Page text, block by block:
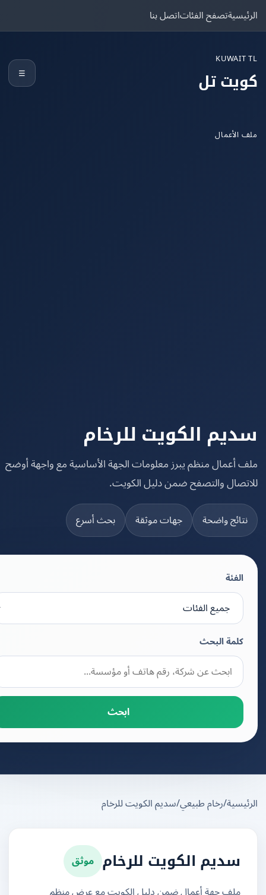
تصفح الفئاتاتصل بنا
تل
الكويت للرخام
منظم يبرز معلومات الجهة الأساسية مع واجهة أوضح
والتصفح ضمن دليل الكويت.
واضحة جهات موثقة بحث أسرع
كلمة البحث
ابحث
/رخام طبيعي/سديم الكويت للرخام
سديم الكويت للرخام موثق